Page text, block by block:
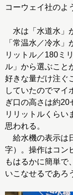
コーウェイ社のよ
水は「水道水」
「常温水／冷水
リットル／180ミ
ル」から選ぶこと
好きな量だけ注ぐ
していたのでマイ
ぎ口の高さは約20
リリットルくらい
思われる。
給水機の表示は
字）。操作はコン
もはるかに簡単で
いこなせるであろ